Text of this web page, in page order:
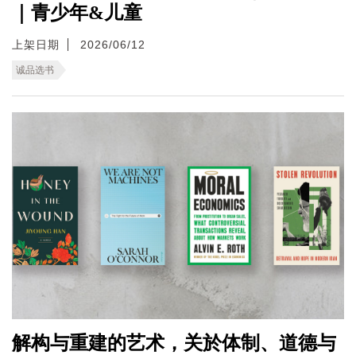
｜青少年&儿童
上架日期 2026/06/12
诚品选书
解构与重建的艺术，关於体制、道德与